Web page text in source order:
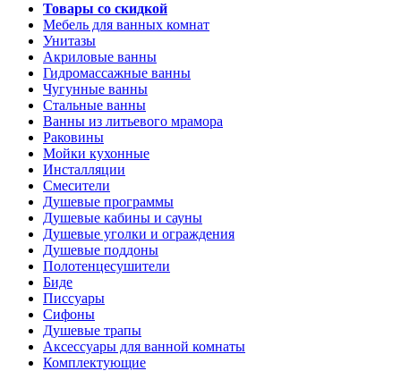
Товары со скидкой
Мебель для ванных комнат
Унитазы
Акриловые ванны
Гидромассажные ванны
Чугунные ванны
Стальные ванны
Ванны из литьевого мрамора
Раковины
Мойки кухонные
Инсталляции
Смесители
Душевые программы
Душевые кабины и сауны
Душевые уголки и ограждения
Душевые поддоны
Полотенцесушители
Биде
Писсуары
Сифоны
Душевые трапы
Аксессуары для ванной комнаты
Комплектующие